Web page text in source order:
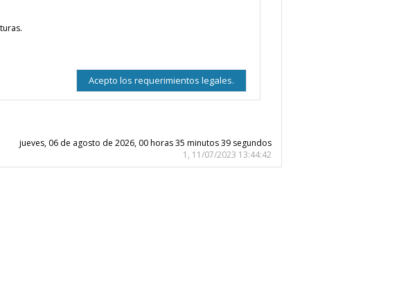
Acepto los requerimientos legales.
jueves, 06 de agosto de 2026, 00 horas 35 minutos 39 segundos
1, 11/07/2023 13:44:42